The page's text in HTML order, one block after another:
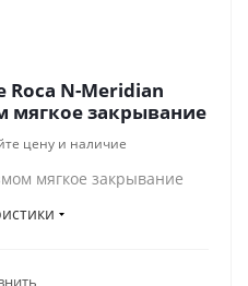
N-Meridian
мягкое закрывание
цену и наличие
мягкое закрывание